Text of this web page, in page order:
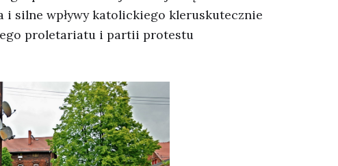
i silne wpływy katolickiego kleruskutecznie
proletariatu i partii protestu